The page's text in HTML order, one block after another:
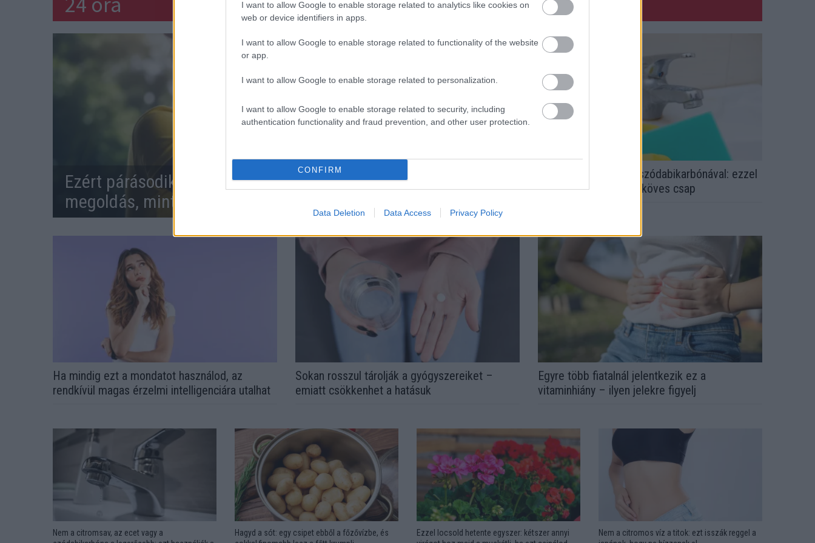
I want to allow Google to enable storage related to analytics like cookies on
web or device identifiers in apps.
I want to allow Google to enable storage related to functionality of the website
or app.
I want to allow Google to enable storage related to personalization.
I want to allow Google to enable storage related to security, including
authentication functionality and fraud prevention, and other user protection.
CONFIRM
Data Deletion Data Access Privacy Policy
Ezért párásodik be állandóan az ablak – egyszerűbb a
megoldás, mint gondolnád
Nem ecettel és nem szódabikarbónával: ezzel
lesz újra csillogó a vízköves csap
Ha mindig ezt a mondatot használod, az
rendkívül magas érzelmi intelligenciára utalhat
Sokan rosszul tárolják a gyógyszereiket –
emiatt csökkenhet a hatásuk
Egyre több fiatalnál jelentkezik ez a
vitaminhiány – ilyen jelekre figyelj
Nem a citromsav, az ecet vagy a
Hagyd a sót: egy csipet ebből a főzővízbe, és
Ezzel locsold hetente egyszer: kétszer annyi
Nem a citromos víz a titok: ezt isszák reggel a